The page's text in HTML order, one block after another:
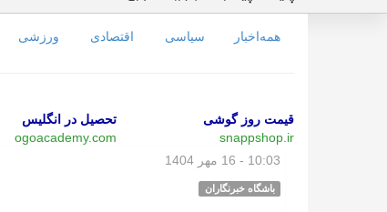
همه‌اخبار سیاسی اقتصادی ورزشی
قیمت روز گوشی
snappshop.ir
تحصیل در انگلیس
ogoacademy.com
10:03 - 16 مهر 1404
باشگاه خبرنگاران